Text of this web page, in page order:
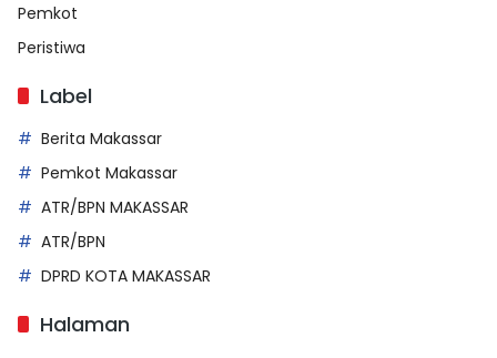
Pemkot
Peristiwa
Label
Berita Makassar
Pemkot Makassar
ATR/BPN MAKASSAR
ATR/BPN
DPRD KOTA MAKASSAR
Halaman